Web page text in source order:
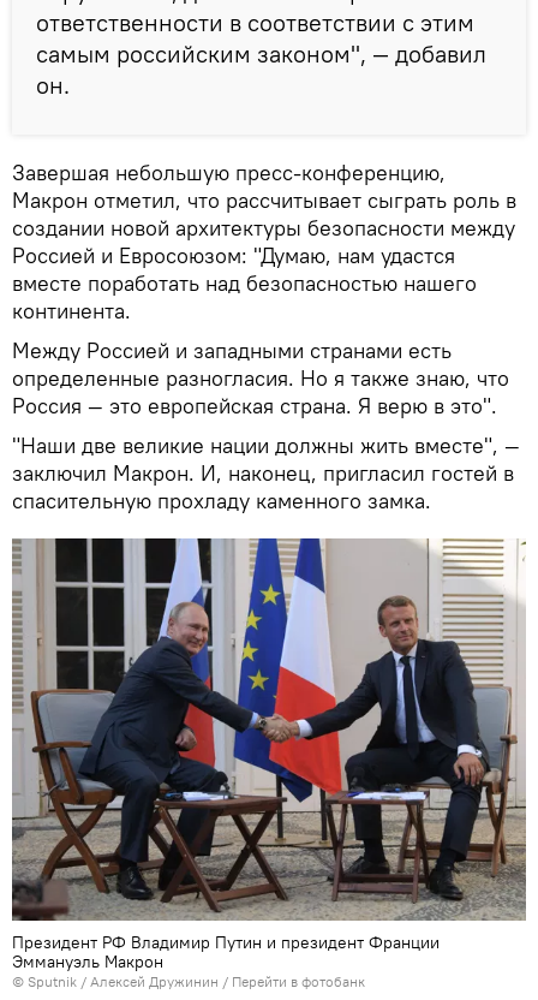
ответственности в соответствии с этим
самым российским законом", — добавил
он.
Завершая небольшую пресс-конференцию,
Макрон отметил, что рассчитывает сыграть роль в
создании новой архитектуры безопасности между
Россией и Евросоюзом: "Думаю, нам удастся
вместе поработать над безопасностью нашего
континента.
Между Россией и западными странами есть
определенные разногласия. Но я также знаю, что
Россия — это европейская страна. Я верю в это".
"Наши две великие нации должны жить вместе", —
заключил Макрон. И, наконец, пригласил гостей в
спасительную прохладу каменного замка.
Президент РФ Владимир Путин и президент Франции
Эммануэль Макрон
© Sputnik / Алексей Дружинин / Перейти в фотобанк